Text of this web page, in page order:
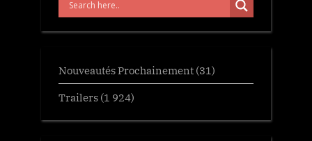
Nouveautés Prochainement (31)
Trailers (1 924)